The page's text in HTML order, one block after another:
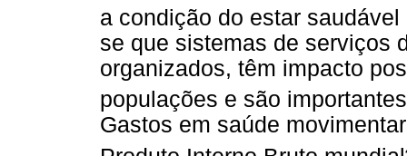
a condição do estar saudável
se que sistemas de serviços
organizados, têm impacto
populações e são
Gastos em saúde